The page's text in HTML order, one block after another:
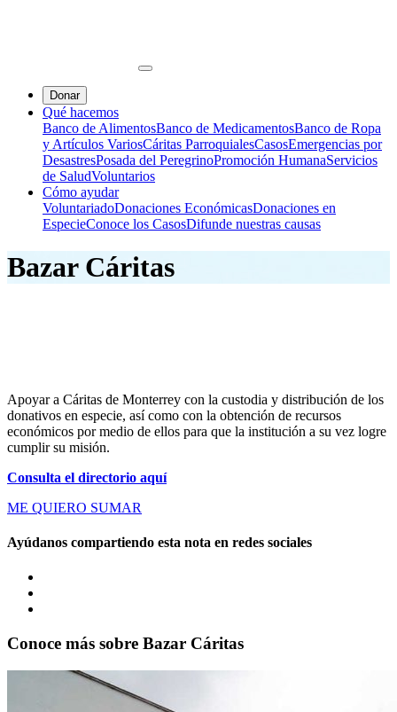
Donar
Qué hacemos
Banco de AlimentosBanco de MedicamentosBanco de Ropa
y Artículos VariosCáritas ParroquialesCasosEmergencias por
DesastresPosada del PeregrinoPromoción HumanaServicios
de SaludVoluntarios
Cómo ayudar
VoluntariadoDonaciones EconómicasDonaciones en
EspecieConoce los CasosDifunde nuestras causas
Bazar Cáritas
Apoyar a Cáritas de Monterrey con la custodia y distribución de los
donativos en especie, así como con la obtención de recursos
económicos por medio de ellos para que la institución a su vez logre
cumplir su misión.
Consulta el directorio aquí
ME QUIERO SUMAR
Ayúdanos compartiendo esta nota en redes sociales
Conoce más sobre Bazar Cáritas